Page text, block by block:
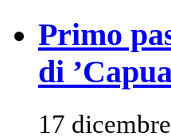
Primo
di
17